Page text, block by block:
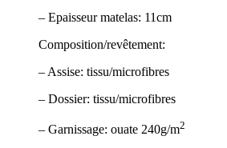
– Epaisseur matelas: 11cm
Composition/revêtement:
– Assise: tissu/microfibres
– Dossier: tissu/microfibres
– Garnissage: ouate 240g/m2